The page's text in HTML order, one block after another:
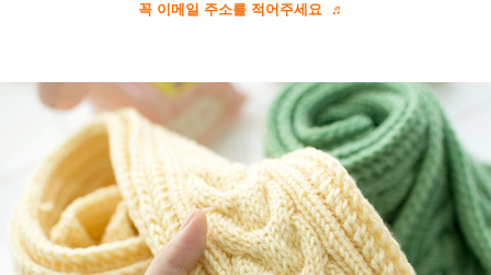
꼭 이메일 주소를 적어주세요 ♬